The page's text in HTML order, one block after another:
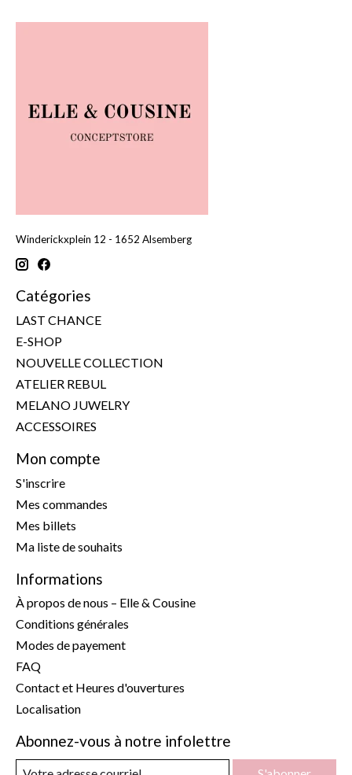
Winderickxplein 12 - 1652 Alsemberg
Catégories
LAST CHANCE
E-SHOP
NOUVELLE COLLECTION
ATELIER REBUL
MELANO JUWELRY
ACCESSOIRES
Mon compte
S'inscrire
Mes commandes
Mes billets
Ma liste de souhaits
Informations
À propos de nous – Elle & Cousine
Conditions générales
Modes de payement
FAQ
Contact et Heures d'ouvertures
Localisation
Abonnez-vous à notre infolettre